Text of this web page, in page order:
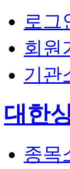
로그
회원
기관
대한
종목